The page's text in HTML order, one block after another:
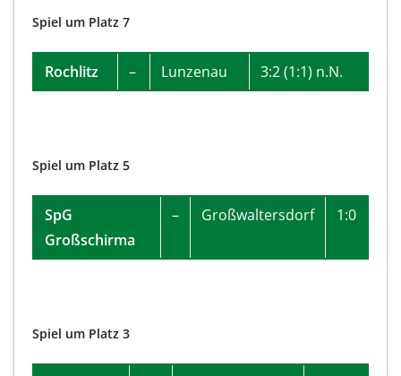
Spiel um Platz 7
Rochlitz – Lunzenau 3:2 (1:1) n.N.
Spiel um Platz 5
SpG
Großschirma
– Großwaltersdorf 1:0
Spiel um Platz 3